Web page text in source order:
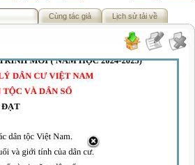
Cùng tác giả Lịch sử tải về